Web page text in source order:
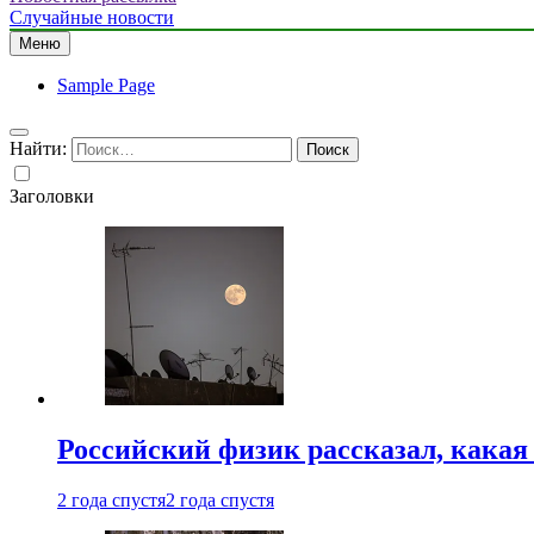
Случайные новости
Меню
Sample Page
Найти:
Заголовки
Российский физик рассказал,
2 года спустя2 года спустя